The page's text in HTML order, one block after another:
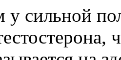
у сильной